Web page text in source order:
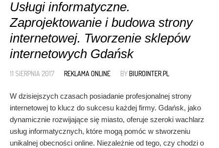
Usługi informatyczne.
Zaprojektowanie i budowa strony
internetowej. Tworzenie sklepów
internetowych Gdańsk
11 SIERPNIA 2017 REKLAMA ONLINE BYBIUROINTER.PL
W dzisiejszych czasach posiadanie profesjonalnej strony
internetowej to klucz do sukcesu każdej firmy. Gdańsk, jako
dynamicznie rozwijające się miasto, oferuje szeroki wachlarz
usług informatycznych, które mogą pomóc w stworzeniu
unikalnej obecności online. Niezależnie od tego, czy chodzi o